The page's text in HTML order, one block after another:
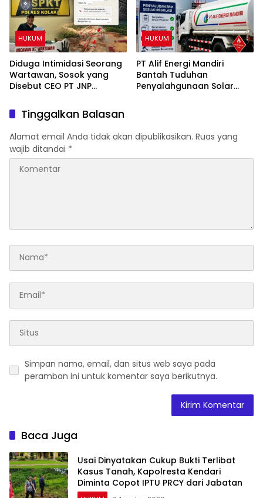
HUKUM
Diduga Intimidasi Seorang
Wartawan, Sosok yang
Disebut CEO PT JNP
Kolaka
HUKUM
PT Alif Energi Mandiri
Bantah Tuduhan
Penyalahgunaan Solar
Tinggalkan Balasan
Alamat email Anda tidak akan dipublikasikan. Ruas yang
wajib ditandai *
Simpan nama, email, dan situs web saya pada
peramban ini untuk komentar saya berikutnya.
Baca Juga
Usai Dinyatakan Cukup Bukti Terlibat
Kasus Tanah, Kapolresta Kendari
Diminta Copot IPTU PRCY dari Jabatan